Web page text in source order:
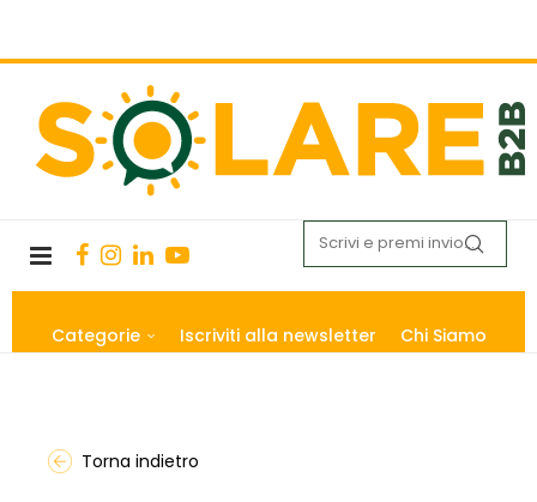
Categorie Iscriviti alla newsletter Chi Siamo
Torna indietro